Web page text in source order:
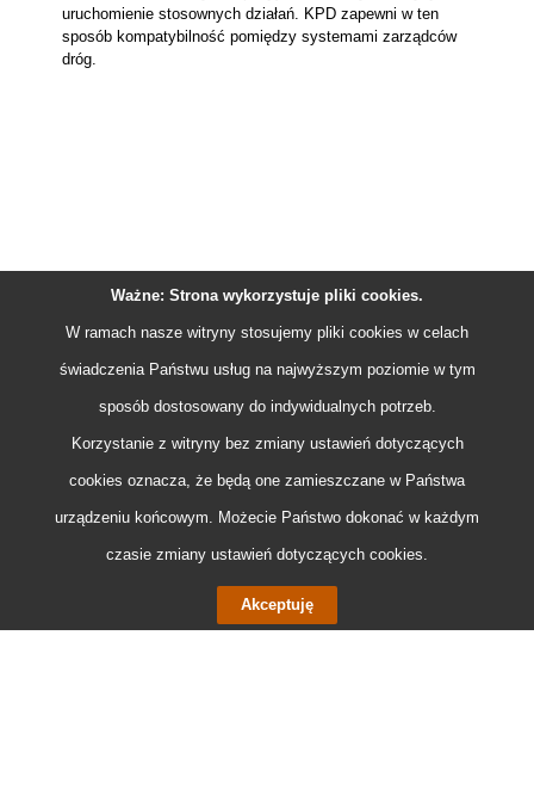
uruchomienie stosownych działań. KPD zapewni w ten
sposób kompatybilność pomiędzy systemami zarządców
dróg.
Ważne: Strona wykorzystuje pliki cookies.
W ramach nasze witryny stosujemy pliki cookies w celach
świadczenia Państwu usług na najwyższym poziomie w tym
sposób dostosowany do indywidualnych potrzeb.
Korzystanie z witryny bez zmiany ustawień dotyczących
cookies oznacza, że będą one zamieszczane w Państwa
urządzeniu końcowym. Możecie Państwo dokonać w każdym
czasie zmiany ustawień dotyczących cookies.
Akceptuję